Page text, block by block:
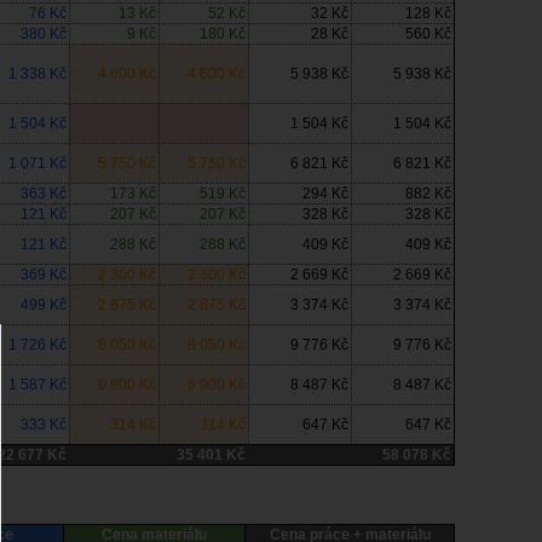
76 Kč 13 Kč 52 Kč 32 Kč
128 Kč
380 Kč 9 Kč 180 Kč 28 Kč 560 Kč
1 338 Kč 4 600 Kč 4 600 Kč 5 938 Kč 5 938 Kč
1 504 Kč 1 504 Kč 1 504 Kč
1 071 Kč 5 750 Kč 5 750 Kč 6 821 Kč
6 821 Kč
363 Kč 173 Kč 519 Kč 294 Kč
882 Kč
121 Kč 207 Kč 207 Kč 328 Kč
328 Kč
121 Kč 288 Kč 288 Kč 409 Kč
409 Kč
369 Kč 2 300 Kč 2 300 Kč 2 669 Kč
2 669 Kč
499 Kč 2 875 Kč 2 875 Kč 3 374 Kč 3 374 Kč
1 726 Kč 8 050 Kč 8 050 Kč 9 776 Kč 9 776 Kč
1 587 Kč 6 900 Kč 6 900 Kč 8 487 Kč 8 487 Kč
333 Kč 314 Kč 314 Kč 647 Kč
647 Kč
22 677 Kč 35 401 Kč 58 078 Kč
Cena materiálu
Cena práce + materiálu